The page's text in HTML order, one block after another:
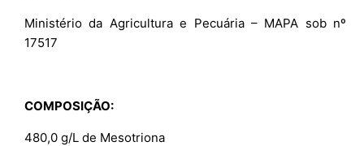
Ministério da Agricultura e Pecuária – MAPA sob nº
17517
COMPOSIÇÃO:
480,0 g/L de Mesotriona